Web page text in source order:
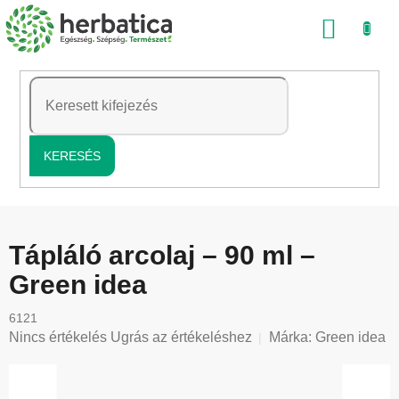
Ugrás
a
tartalomhoz
KERESÉS
Tápláló arcolaj – 90 ml –
Green idea
6121
A
Nincs értékelés Ugrás az értékeléshez Márka: Green idea